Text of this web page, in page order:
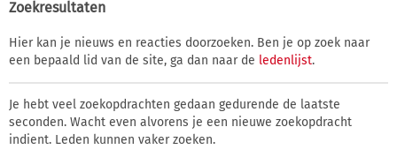
Zoekresultaten
Hier kan je nieuws en reacties doorzoeken. Ben je op zoek naar
een bepaald lid van de site, ga dan naar de ledenlijst.
Je hebt veel zoekopdrachten gedaan gedurende de laatste
seconden. Wacht even alvorens je een nieuwe zoekopdracht
indient. Leden kunnen vaker zoeken.